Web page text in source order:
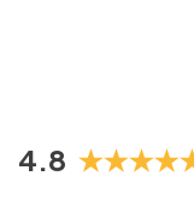
4.8